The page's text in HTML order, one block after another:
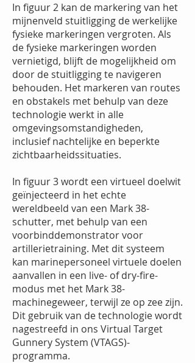
In figuur 2 kan de markering van het
mijnenveld stuitligging de werkelijke
fysieke markeringen vergroten. Als
de fysieke markeringen worden
vernietigd, blijft de mogelijkheid om
door de stuitligging te navigeren
behouden. Het markeren van routes
en obstakels met behulp van deze
technologie werkt in alle
omgevingsomstandigheden,
inclusief nachtelijke en beperkte
zichtbaarheidssituaties.
In figuur 3 wordt een virtueel doelwit
geïnjecteerd in het echte
wereldbeeld van een Mark 38-
schutter, met behulp van een
voorbinddemonstrator voor
artillerietraining. Met dit systeem
kan marinepersoneel virtuele doelen
aanvallen in een live- of dry-fire-
modus met het Mark 38-
machinegeweer, terwijl ze op zee zijn.
Dit gebruik van de technologie wordt
nagestreefd in ons Virtual Target
Gunnery System (VTAGS)-
programma.